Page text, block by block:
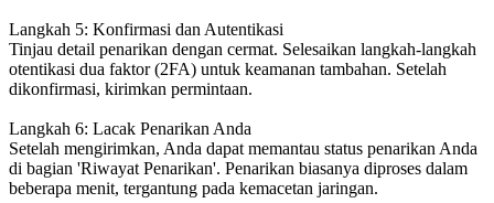
Langkah 5: Konfirmasi dan Autentikasi
Tinjau detail penarikan dengan cermat. Selesaikan langkah-langkah
otentikasi dua faktor (2FA) untuk keamanan tambahan. Setelah
dikonfirmasi, kirimkan permintaan.
Langkah 6: Lacak Penarikan Anda
Setelah mengirimkan, Anda dapat memantau status penarikan Anda
di bagian 'Riwayat Penarikan'. Penarikan biasanya diproses dalam
beberapa menit, tergantung pada kemacetan jaringan.